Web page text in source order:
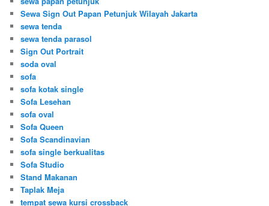
Sewa Sign Out Papan Petunjuk Wilayah Jakarta
sewa tenda
sewa tenda parasol
Sign Out Portrait
soda oval
sofa
sofa kotak single
Sofa Lesehan
sofa oval
Sofa Queen
Sofa Scandinavian
sofa single berkualitas
Sofa Studio
Stand Makanan
Taplak Meja
tempat sewa kursi crossback